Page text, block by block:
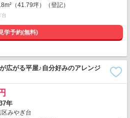
（41.79坪）（登記）
台
学予約(無料)
広がる平屋♪自分好みのアレンジ
年
みやぎ台